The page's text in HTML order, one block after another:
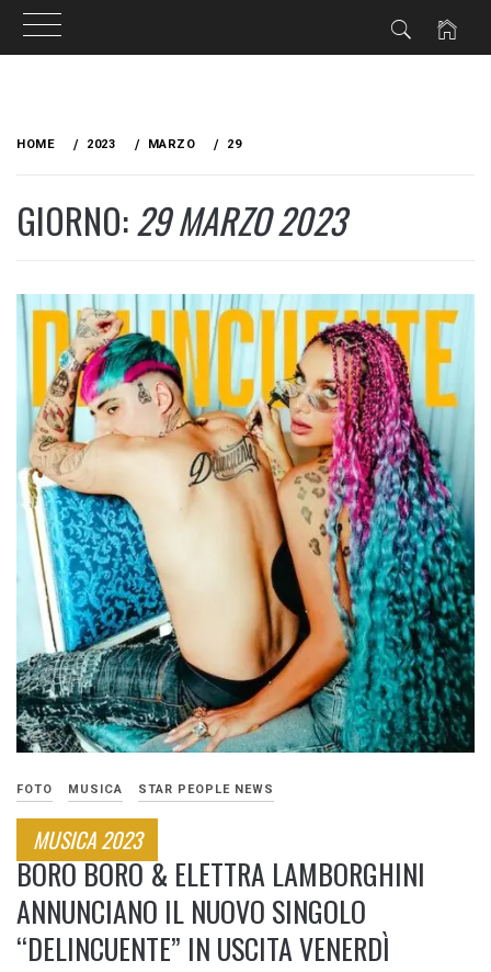
HOME 2023 MARZO 29
GIORNO:29 MARZO 2023
FOTO MUSICA STAR PEOPLE NEWS
MUSICA 2023
BORO BORO & ELETTRA LAMBORGHINI
ANNUNCIANO IL NUOVO SINGOLO
“DELINCUENTE” IN USCITA VENERDÌ